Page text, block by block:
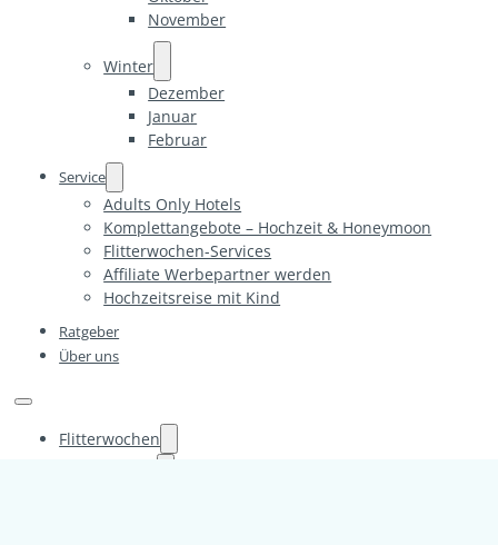
November
Winter
Dezember
Januar
Februar
Service
Adults Only Hotels
Komplettangebote – Hochzeit & Honeymoon
Flitterwochen-Services
Affiliate Werbepartner werden
Hochzeitsreise mit Kind
Ratgeber
Über uns
Flitterwochen